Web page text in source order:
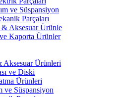
ve Süspansiyon
Parçaları
Aksesuar Ürünle
Kaporta Ürünler
Ürünleri
ve Diski
Ürünleri
ve Süspansiyon